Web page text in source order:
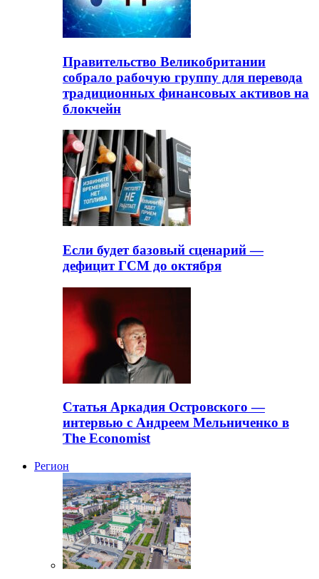
Правительство Великобритании
собрало рабочую группу для перевода
традиционных финансовых активов на
блокчейн
Если будет базовый сценарий —
дефицит ГСМ до октября
Статья Аркадия Островского —
интервью с Андреем Мельниченко в
The Economist
Регион